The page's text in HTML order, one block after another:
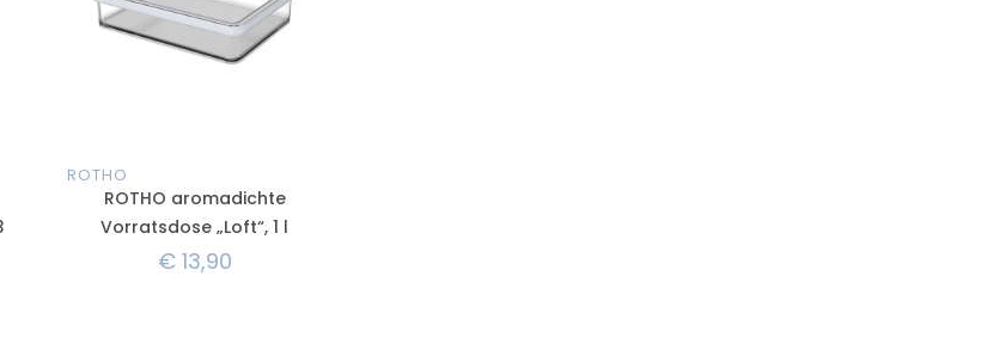
ROTHO
ROTHO aromadichte
Vorratsdose „Loft“, 1 l
€13,90